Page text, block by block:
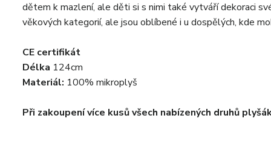
dětem k mazlení, ale děti si s nimi také vytváří dekoraci
věkových kategorií, ale jsou oblíbené i u dospělých, kde
CE certifikát
Délka 124cm
Materiál: 100% mikroplyš
Při zakoupení více kusů všech nabízených druhů